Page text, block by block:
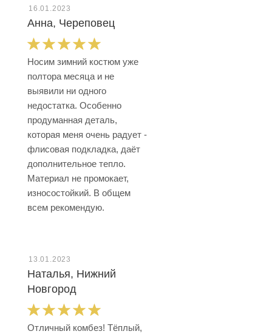
16.01.2023
Анна, Череповец
Носим зимний костюм уже
полтора месяца и не
выявили ни одного
недостатка. Особенно
продуманная деталь,
которая меня очень радует -
флисовая подкладка, даёт
дополнительное тепло.
Материал не промокает,
износостойкий. В общем
всем рекомендую.
13.01.2023
Наталья, Нижний
Новгород
Отличный комбез! Тёплый,